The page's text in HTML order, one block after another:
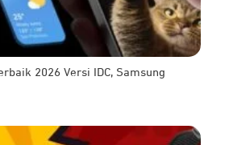
2026 Versi IDC, Samsung